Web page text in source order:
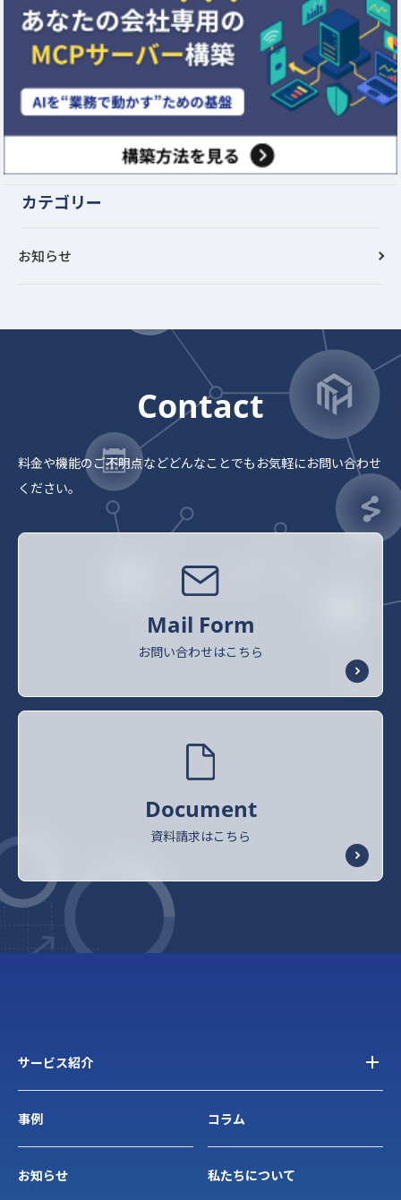
カテゴリー
お知らせ
Contact
料金や機能のご不明点などどんなことでもお気軽にお問い合わせ
ください。
Mail Form
お問い合わせはこちら
Document
資料請求はこちら
サービス紹介
事例 コラム
お知らせ 私たちについて